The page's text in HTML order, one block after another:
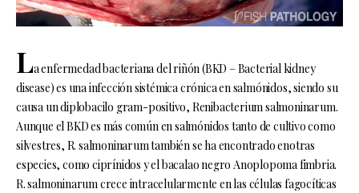
La enfermedad bacteriana del riñón (BKD – Bacterial kidney
disease) es una infección sistémica crónica en salmónidos, siendo su
causa un diplobacilo gram-positivo, Renibacterium salmoninarum.
Aunque el BKD es más común en salmónidos tanto de cultivo como
silvestres, R. salmoninarum también se ha encontrado enotras
especies, como ciprínidos y el bacalao negro Anoplopoma fimbria.
R. salmoninarum crece intracelularmente en las células fagocíticas